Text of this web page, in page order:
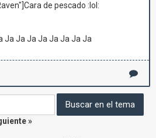
de pescado :lol:
Ja Ja Ja Ja Ja Ja Ja Ja
»